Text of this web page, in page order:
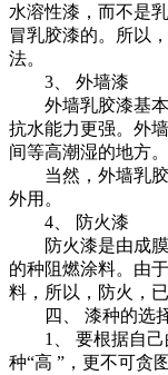
水溶性漆，而不是
冒乳胶漆的。所以
法。
3、 外墙漆
外墙乳胶漆基本
抗水能力更强。外
间等高潮湿的地方。
当然，外墙乳胶
外用。
4、 防火漆
防火漆是由成膜
的种阻燃涂料。由
料，所以，防火，
四、 漆种的选
1、 要根据自己
种“高 ”，更不可贪